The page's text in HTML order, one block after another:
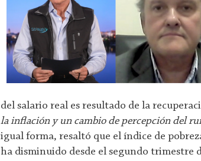
del salario real es resultado de la
la inflación y un cambio de percepción del
igual forma, resaltó que el índice de
ha disminuido desde el segundo trimestre